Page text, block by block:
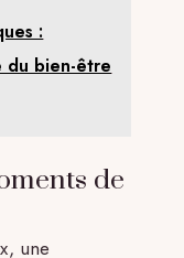
:
du bien-être
de
une